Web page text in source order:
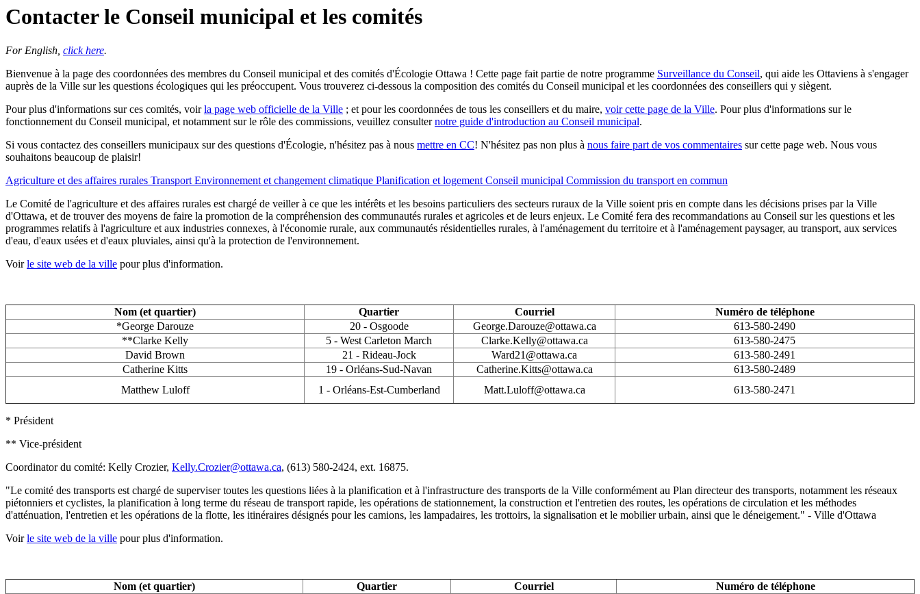
Contacter le Conseil municipal et les comités
For English, click here.
Bienvenue à la page des coordonnées des membres du Conseil municipal et des comités d'Écologie Ottawa ! Cette page fait partie de notre programme Surveillance du Conseil, qui aide les Ottaviens à s'engager
auprès de la Ville sur les questions écologiques qui les préoccupent. Vous trouverez ci-dessous la composition des comités du Conseil municipal et les coordonnées des conseillers qui y siègent.
Pour plus d'informations sur ces comités, voirla page web officielle de la Ville ; et pour les coordonnées de tous les conseillers et du maire, voir cette page de la Ville. Pour plus d'informations sur le
fonctionnement du Conseil municipal, et notamment sur le rôle des commissions, veuillez consulternotre guide d'introduction au Conseil municipal.
Si vous contactez des conseillers municipaux sur des questions d'Écologie, n'hésitez pas à nous mettre en CC! N'hésitez pas non plus à nous faire part de vos commentaires sur cette page web. Nous vous
souhaitons beaucoup de plaisir!
Agriculture et des affaires rurales Transport Environnement et changement climatique Planification et logement Conseil municipal Commission du transport en commun
Le Comité de l'agriculture et des affaires rurales est chargé de veiller à ce que les intérêts et les besoins particuliers des secteurs ruraux de la Ville soient pris en compte dans les décisions prises par la Ville
d'Ottawa, et de trouver des moyens de faire la promotion de la compréhension des communautés rurales et agricoles et de leurs enjeux. Le Comité fera des recommandations au Conseil sur les questions et les
programmes relatifs à l'agriculture et aux industries connexes, à l'économie rurale, aux communautés résidentielles rurales, à l'aménagement du territoire et à l'aménagement paysager, au transport, aux services
d'eau, d'eaux usées et d'eaux pluviales, ainsi qu'à la protection de l'environnement.
Voirle site web de la ville pour plus d'information.
Nom (et quartier) Quartier Courriel
Numéro de téléphone
*George Darouze
20 - Osgoode George.Darouze@ottawa.ca
613-580-2490
**Clarke Kelly
5 - West Carleton March Clarke.Kelly@ottawa.ca
613-580-2475
David Brown
21 - Rideau-Jock Ward21@ottawa.ca
613-580-2491
Catherine Kitts
19 - Orléans-Sud-Navan Catherine.Kitts@ottawa.ca
613-580-2489
Matthew Luloff
1 - Orléans-Est-Cumberland Matt.Luloff@ottawa.ca 613-580-2471
* Président
** Vice-président
Coordinator du comité: Kelly Crozier, Kelly.Crozier@ottawa.ca, (613) 580-2424, ext. 16875.
"Le comité des transports est chargé de superviser toutes les questions liées à la planification et à l'infrastructure des transports de la Ville conformément au Plan directeur des transports, notamment les réseaux
piétonniers et cyclistes, la planification à long terme du réseau de transport rapide, les opérations de stationnement, la construction et l'entretien des routes, les opérations de circulation et les méthodes
d'atténuation, l'entretien et les opérations de la flotte, les itinéraires désignés pour les camions, les lampadaires, les trottoirs, la signalisation et le mobilier urbain, ainsi que le déneigement." - Ville d'Ottawa
Voirle site web de la ville pour plus d'information.
Nom (et quartier) Quartier Courriel
Numéro de téléphone